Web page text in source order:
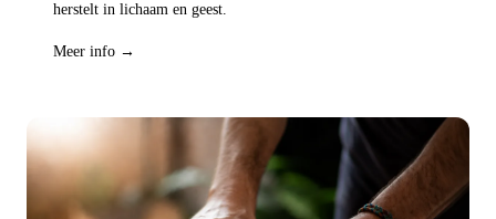
herstelt in lichaam en geest.
Meer info →